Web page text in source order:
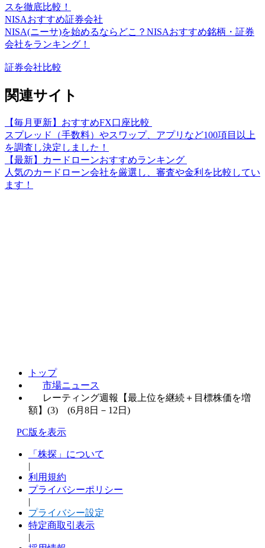
スを徹底比較！
NISAおすすめ証券会社
NISA(ニーサ)を始めるならどこ？NISAおすすめ銘柄・証券
会社をランキング！
証券会社比較
関連サイト
【毎月更新】おすすめFX口座比較
スプレッド（手数料）やスワップ、アプリなど100項目以上
を調査し決定しました！
【最新】カードローンおすすめランキング
人気のカードローン会社を厳選し、審査や金利を比較してい
ます！
トップ
市場ニュース
レーティング週報【最上位を継続＋目標株価を増
額】(3) (6月8日－12日)
PC版を表示
「株探」について
|
利用規約
プライバシーポリシー
|
プライバシー設定
特定商取引表示
|